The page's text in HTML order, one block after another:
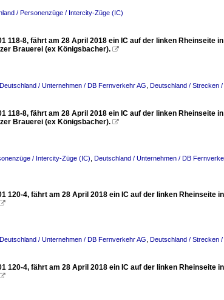
/ Personenzüge / Intercity-Züge (IC)
118-8, fährt am 28 April 2018 ein IC auf der linken Rheinseite
Brauerei (ex Königsbacher). 
Deutschland / Unternehmen / DB Fernverkehr AG Deutschland / Strecken
118-8, fährt am 28 April 2018 ein IC auf der linken Rheinseite
Brauerei (ex Königsbacher). 
/ Intercity-Züge (IC) Deutschland / Unternehmen / DB
120-4, fährt am 28 April 2018 ein IC auf der linken Rheinseite
Deutschland / Unternehmen / DB Fernverkehr AG Deutschland / Strecken
120-4, fährt am 28 April 2018 ein IC auf der linken Rheinseite